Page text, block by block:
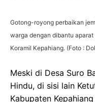
Gotong-royong perbaikan
warga dengan dibantu
Koramil Kepahiang. (Foto :
Meski di Desa Suro
Hindu, di sisi lain
Kabupaten